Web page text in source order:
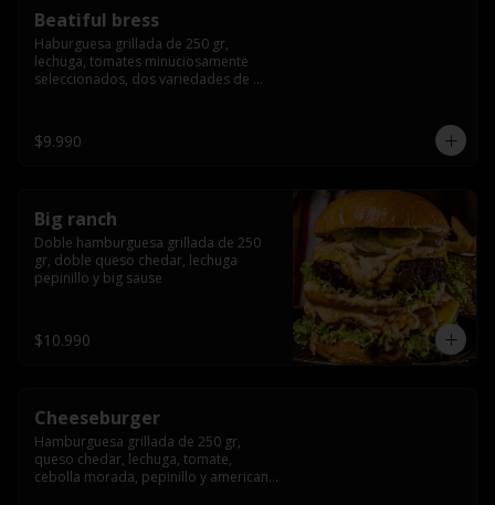
Beatiful bress
Haburguesa grillada de 250 gr,
lechuga, tomates minuciosamente
seleccionados, dos variedades de
lentamente en el grill, para finalizar
todo con una envolvente salsa cristal
$9.990
Big ranch
Doble hamburguesa grillada de 250
gr, doble queso chedar, lechuga
pepinillo y big sause
$10.990
Cheeseburger
Hamburguesa grillada de 250 gr,
queso chedar, lechuga, tomate,
cebolla morada, pepinillo y american